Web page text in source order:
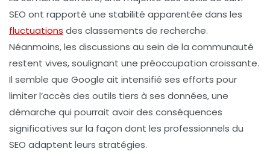
SEO ont rapporté une stabilité apparentée dans les
fluctuations des classements de recherche.
Néanmoins, les discussions au sein de la communauté
restent vives, soulignant une préoccupation croissante.
Il semble que Google ait intensifié ses efforts pour
limiter l’accès des outils tiers à ses données, une
démarche qui pourrait avoir des conséquences
significatives sur la façon dont les professionnels du
SEO adaptent leurs stratégies.